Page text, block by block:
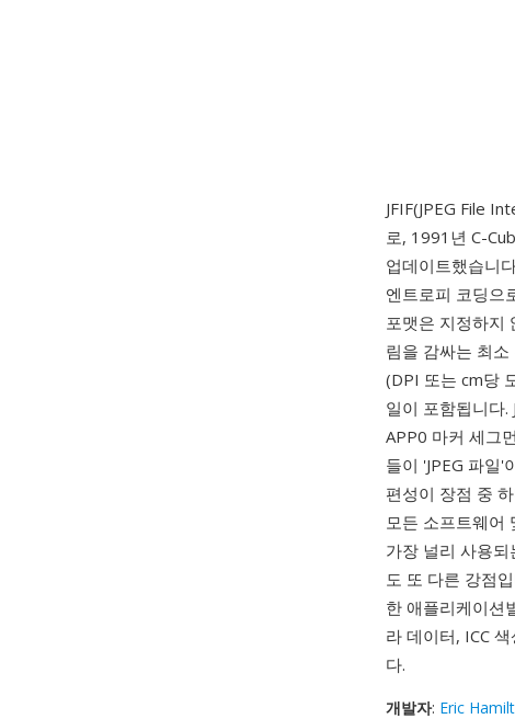
JFIF(JPEG File
로, 1991년 C-
업데이트했습니
엔트로피 코딩으
포맷은 지정하지
림을 감싸는 최
(DPI 또는 cm당
일이 포함됩니다.
APP0 마커 세그
들이 'JPEG 파일'
편성이 장점 중
모든 소프트웨어
가장 널리 사용
도 또 다른 강점
한 애플리케이션
라 데이터, ICC
다.
개발자: Eric